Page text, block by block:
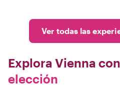
Ver todas las
Explora Vienna con
elección